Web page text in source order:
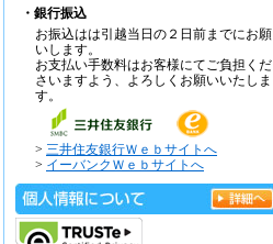
・銀行振込
お振込はは引越当日の２日前までにお願
いします。
お支払い手数料はお客様にてご負担くだ
さいますよう、よろしくお願いいたしま
す。
> 三井住友銀行Ｗｅｂサイトへ
> イーバンクＷｅｂサイトへ